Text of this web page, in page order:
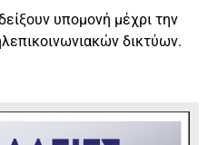
υπομονή μέχρι την
δικτύων.